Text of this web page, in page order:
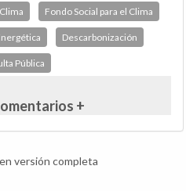
Fondo Social para el Clima
Descarbonización
Pública
+
versión completa